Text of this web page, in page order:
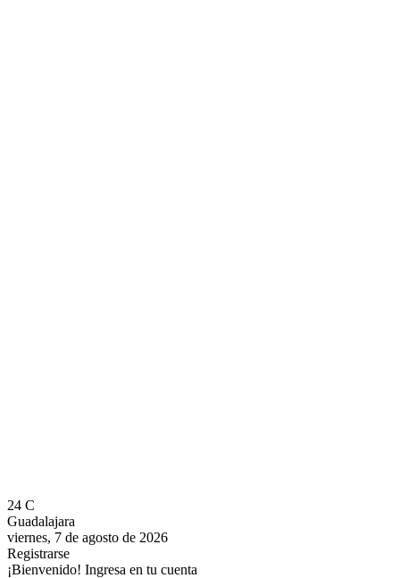
24 C
Guadalajara
viernes, 7 de agosto de 2026
Registrarse
¡Bienvenido! Ingresa en tu cuenta